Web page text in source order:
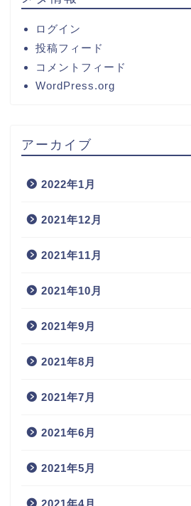
ログイン
投稿フィード
コメントフィード
WordPress.org
アーカイブ
2022年1月
2021年12月
2021年11月
2021年10月
2021年9月
2021年8月
2021年7月
2021年6月
2021年5月